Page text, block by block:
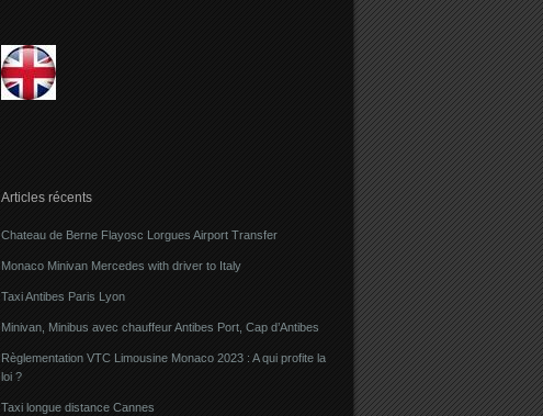
Articles récents
Chateau de Berne Flayosc Lorgues Airport Transfer
Monaco Minivan Mercedes with driver to Italy
Taxi Antibes Paris Lyon
Minivan, Minibus avec chauffeur Antibes Port, Cap d’Antibes
Règlementation VTC Limousine Monaco 2023 : A qui profite la
loi ?
Taxi longue distance Cannes